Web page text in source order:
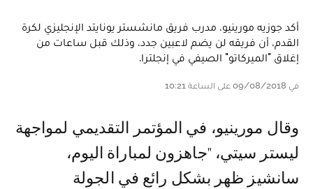
أكد جوزيه مورينيو، مدرب فريق مانشستر يونايتد الإنجليزي لكرة
القدم، أن فريقه لن يضم لاعبين جدد، وذلك قبل ساعات من
إغلاق "الميركاتو" الصيفي في إنجلترا.
في 09/08/2018 على الساعة 10:21
وقال مورينيو، في المؤتمر التقديمي لمواجهة
ليستر سيتي، "جاهزون لمباراة اليوم،
سانشيز ظهر بشكل رائع في الجولة